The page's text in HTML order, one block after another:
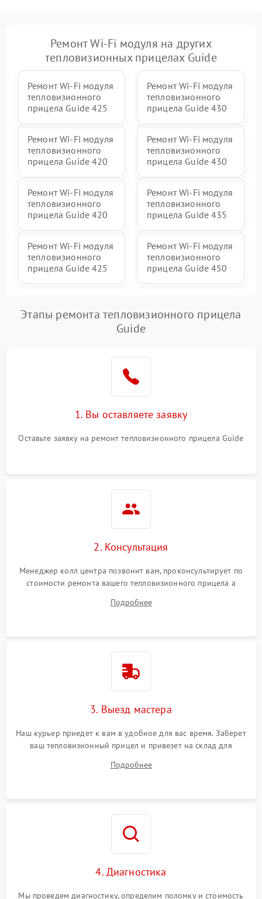
Ремонт Wi-Fi модуля на других
тепловизионных прицелах Guide
Ремонт Wi-Fi модуля
тепловизионного
прицела Guide 425
Ремонт Wi-Fi модуля
тепловизионного
прицела Guide 430
Ремонт Wi-Fi модуля
тепловизионного
прицела Guide 420
Ремонт Wi-Fi модуля
тепловизионного
прицела Guide 430
Ремонт Wi-Fi модуля
тепловизионного
прицела Guide 420
Ремонт Wi-Fi модуля
тепловизионного
прицела Guide 435
Ремонт Wi-Fi модуля
тепловизионного
прицела Guide 425
Ремонт Wi-Fi модуля
тепловизионного
прицела Guide 450
Этапы ремонта тепловизионного прицела
Guide
1. Вы оставляете заявку
Оставьте заявку на ремонт тепловизионного прицела Guide
2. Консультация
Менеджер колл центра позвонит вам, проконсультирует по
стоимости ремонта вашего тепловизионного прицела а
Подробнее
3. Выезд мастера
Наш курьер приедет к вам в удобное для вас время. Заберет
ваш тепловизионный прицел и привезет на склад для
Подробнее
4. Диагностика
Мы проведем диагностику, определим поломку и стоимость